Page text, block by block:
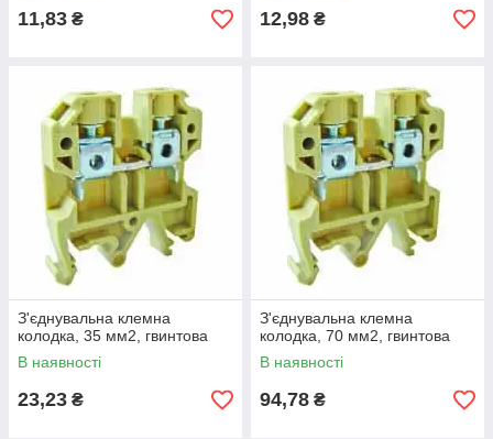
11,83 ₴ 12,98 ₴
З'єднувальна клемна
колодка, 35 мм2, гвинтова
В наявності
23,23 ₴
З'єднувальна клемна
колодка, 70 мм2, гвинтова
В наявності
94,78 ₴